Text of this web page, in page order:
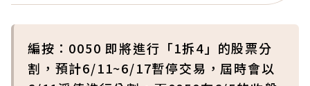
編按：0050 即將進行「1拆4」的股票分
割，預計6/11~6/17暫停交易，屆時會以